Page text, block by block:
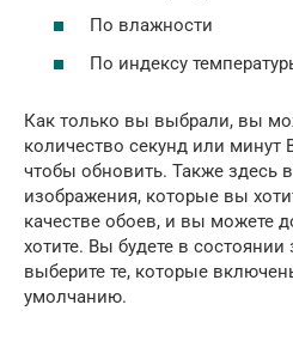
По влажности
По индексу
Как только вы выбрали, вы
количество секунд или минут
чтобы обновить. Также здесь
изображения, которые вы
качестве обоев, и вы можете
хотите. Вы будете в состоянии
выберите те, которые
умолчанию.